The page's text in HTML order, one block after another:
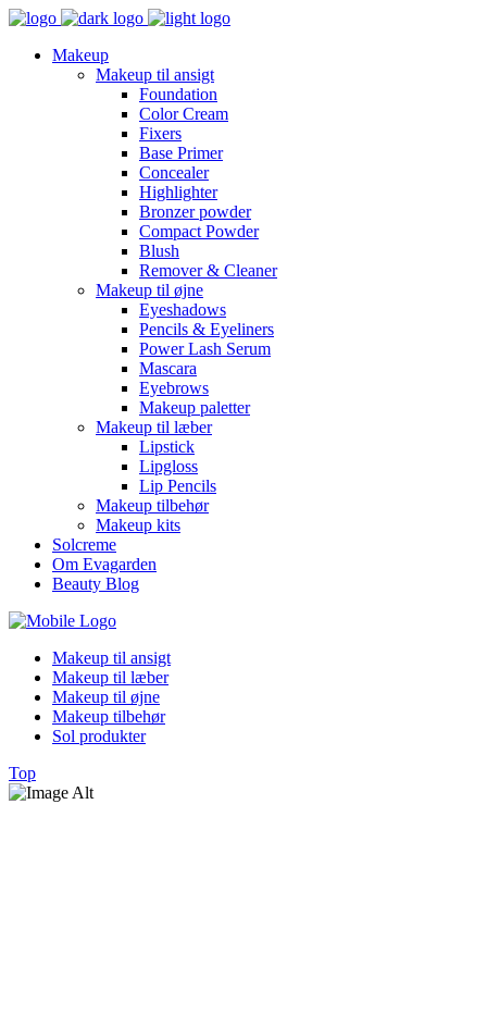
Makeup
Makeup til ansigt
Foundation
Color Cream
Fixers
Base Primer
Concealer
Highlighter
Bronzer powder
Compact Powder
Blush
Remover & Cleaner
Makeup til øjne
Eyeshadows
Pencils & Eyeliners
Power Lash Serum
Mascara
Eyebrows
Makeup paletter
Makeup til læber
Lipstick
Lipgloss
Lip Pencils
Makeup tilbehør
Makeup kits
Solcreme
Om Evagarden
Beauty Blog
Makeup til ansigt
Makeup til læber
Makeup til øjne
Makeup tilbehør
Sol produkter
Top